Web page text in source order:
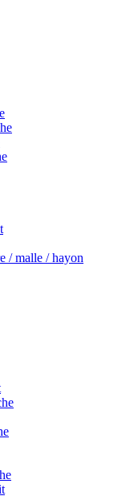
/ malle / hayon